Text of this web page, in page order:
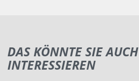
DAS KÖNNTE SIE AUCH
INTERESSIEREN